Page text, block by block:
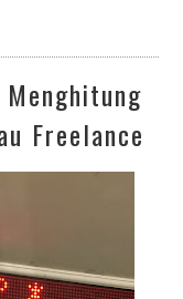
Menghitung
Freelance